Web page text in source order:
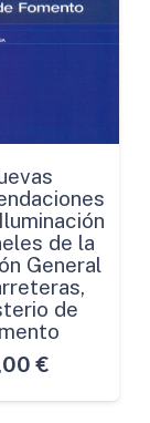
de la
General
de
€